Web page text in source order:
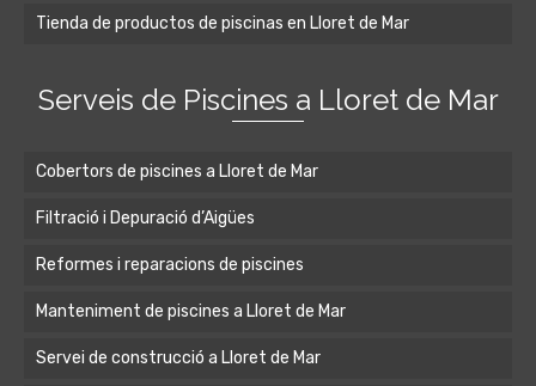
Tienda de productos de piscinas en Lloret de Mar
Serveis de Piscines a Lloret de Mar
Cobertors de piscines a Lloret de Mar
Filtració i Depuració d’Aigües
Reformes i reparacions de piscines
Manteniment de piscines a Lloret de Mar
Servei de construcció a Lloret de Mar